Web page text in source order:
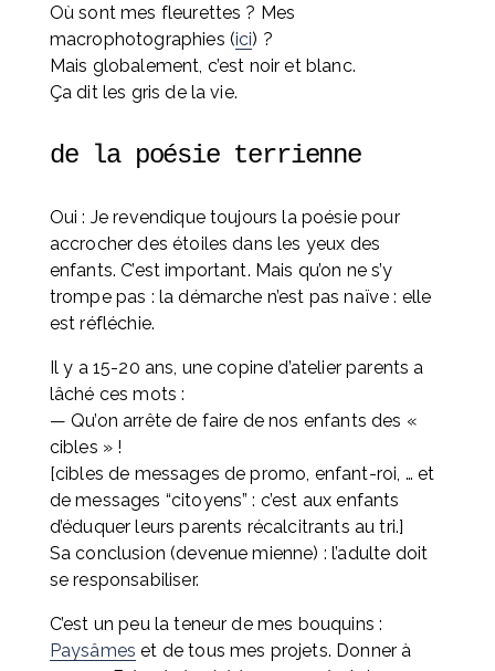
Où sont mes fleurettes ? Mes
macrophotographies (ici) ?
Mais globalement, c’est noir et blanc.
Ça dit les gris de la vie.
de la poésie terrienne
Oui : Je revendique toujours la poésie pour
accrocher des étoiles dans les yeux des
enfants. C’est important. Mais qu’on ne s’y
trompe pas : la démarche n’est pas naïve : elle
est réfléchie.
Il y a 15-20 ans, une copine d’atelier parents a
lâché ces mots :
— Qu’on arrête de faire de nos enfants des «
cibles » !
[cibles de messages de promo, enfant-roi, … et
de messages “citoyens” : c’est aux enfants
d’éduquer leurs parents récalcitrants au tri.]
Sa conclusion (devenue mienne) : l’adulte doit
se responsabiliser.
Paysâmes et de tous mes projets. Donner à